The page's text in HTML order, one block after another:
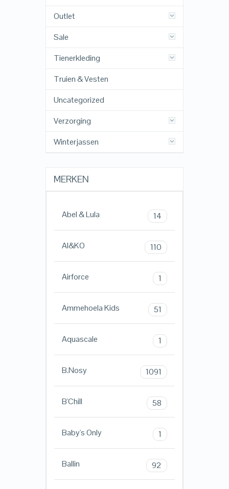
Outlet
Sale
Tienerkleding
Truien & Vesten
Uncategorized
Verzorging
Winterjassen
MERKEN
Abel & Lula 14
AI&KO 110
Airforce 1
Ammehoela Kids 51
Aquascale 1
B.Nosy 1091
B'Chill 58
Baby's Only 1
Ballin 92